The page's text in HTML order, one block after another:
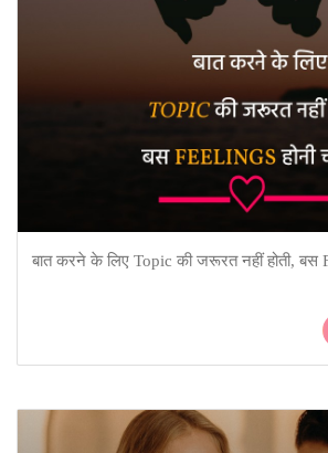
बात करने के लिए Topic की जरूरत नहीं होती, बस